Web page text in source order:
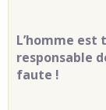
L’homme est
responsable
faute !